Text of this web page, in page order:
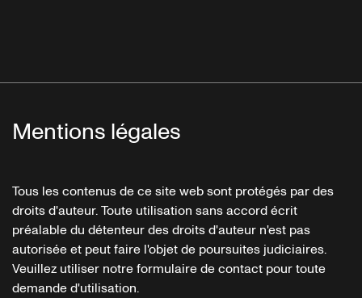
Mentions légales
Tous les contenus de ce site web sont protégés par des
droits d'auteur. Toute utilisation sans accord écrit
préalable du détenteur des droits d'auteur n'est pas
autorisée et peut faire l'objet de poursuites judiciaires.
Veuillez utiliser notre formulaire de contact pour toute
demande d'utilisation.